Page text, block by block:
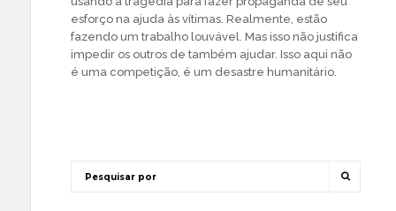
esforço na ajuda às vítimas. Realmente, estão
fazendo um trabalho louvável. Mas isso não justifica
impedir os outros de também ajudar. Isso aqui não
é uma competição, é um desastre humanitário.